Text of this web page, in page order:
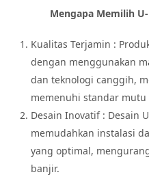
Mengapa Memilih
Kualitas Terjamin :
dengan menggunakan
dan teknologi canggih,
memenuhi standar mutu
Desain Inovatif : Desain
memudahkan instalasi
yang optimal,
banjir.